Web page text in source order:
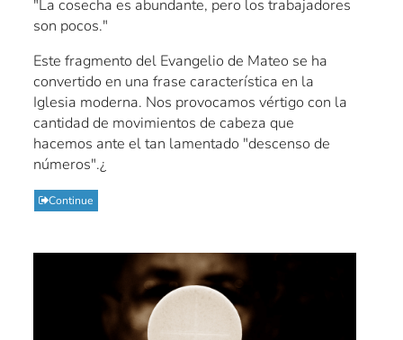
"La cosecha es abundante, pero los trabajadores
son pocos."
Este fragmento del Evangelio de Mateo se ha
convertido en una frase característica en la
Iglesia moderna. Nos provocamos vértigo con la
cantidad de movimientos de cabeza que
hacemos ante el tan lamentado "descenso de
números".¿
Continue